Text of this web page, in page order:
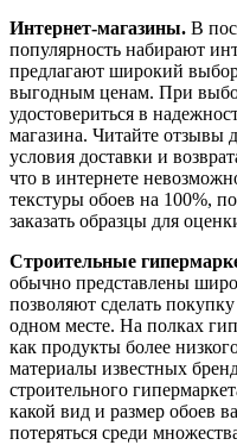
Интернет-магазины. В
популярность набирают
предлагают широкий
выгодным ценам. При
удостовериться в
магазина. Читайте отзывы
условия доставки и
что в интернете
текстуры обоев на 100%,
заказать образцы для
Строительные
обычно представлены
позволяют сделать
одном месте. На полках
как продукты более
материалы известных
строительного
какой вид и размер обоев
потеряться среди